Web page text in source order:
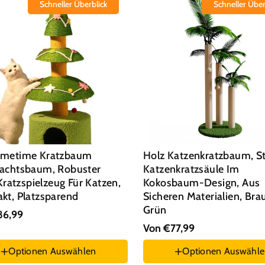
Schneller Überblick
Kratzbaum
Robuster
Für Katzen,
Platzsparend
stöckiger Weihnachtsbaum
Optionen Auswählen
Schneller
Holz Katzenkratzbaum,
Katzenkratzsäule Im
Kokosbaum-Design, Aus
Sicheren Materialien,
Grün
Von €77,99
Optionen